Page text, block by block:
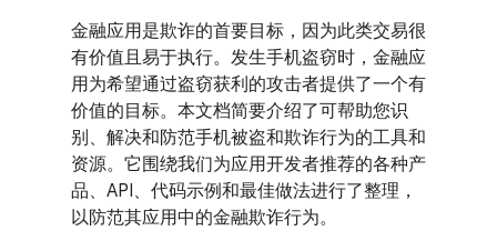
金融应用是欺诈的首要目标，因为此类交易很
有价值且易于执行。发生手机盗窃时，金融应
用为希望通过盗窃获利的攻击者提供了一个有
价值的目标。本文档简要介绍了可帮助您识
别、解决和防范手机被盗和欺诈行为的工具和
资源。它围绕我们为应用开发者推荐的各种产
品、API、代码示例和最佳做法进行了整理，
以防范其应用中的金融欺诈行为。